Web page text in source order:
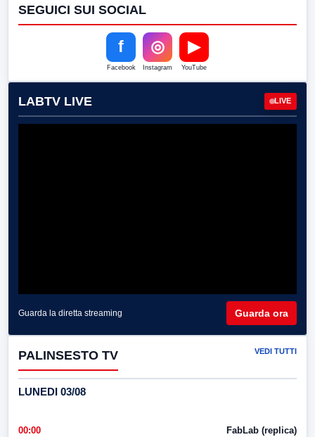
SEGUICI SUI SOCIAL
f
Facebook
◎
Instagram
▶
YouTube
LABTV LIVE LIVE
Guarda la diretta streaming Guarda ora
PALINSESTO TV VEDI TUTTI
LUNEDI 03/08
00:00 FabLab (replica)